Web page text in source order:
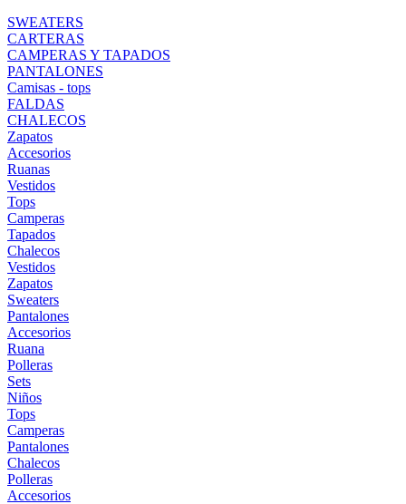
SWEATERS
CARTERAS
CAMPERAS Y TAPADOS
PANTALONES
Camisas - tops
FALDAS
CHALECOS
Zapatos
Accesorios
Ruanas
Vestidos
Tops
Camperas
Tapados
Chalecos
Vestidos
Zapatos
Sweaters
Pantalones
Accesorios
Ruana
Polleras
Sets
Niños
Tops
Camperas
Pantalones
Chalecos
Polleras
Accesorios